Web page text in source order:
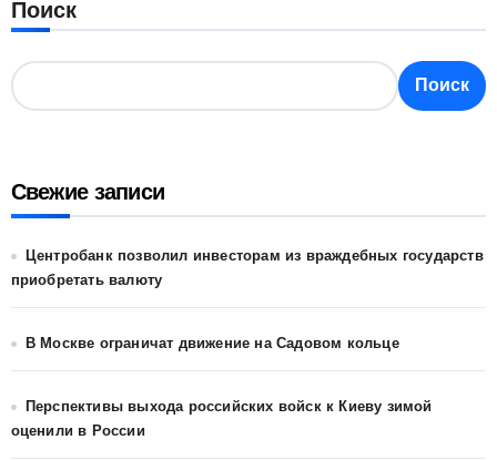
Поиск
Поиск
Свежие записи
Центробанк позволил инвесторам из враждебных государств
приобретать валюту
В Москве ограничат движение на Садовом кольце
Перспективы выхода российских войск к Киеву зимой
оценили в России